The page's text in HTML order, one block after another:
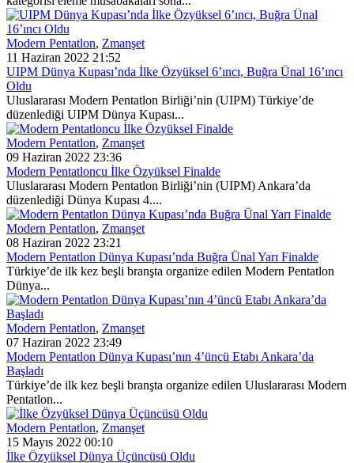
Modern Pentatlon, Zmanşet
11 Haziran 2022 21:52
UIPM Dünya Kupası’nda İlke Özyüksel 6’ıncı, Buğra Ünal 16’ıncı
Oldu
Uluslararası Modern Pentatlon Birliği’nin (UIPM) Türkiye’de
düzenlediği UIPM Dünya Kupası...
Modern Pentatlon, Zmanşet
09 Haziran 2022 23:36
Modern Pentatloncu İlke Özyüksel Finalde
Uluslararası Modern Pentatlon Birliği’nin (UIPM) Ankara’da
düzenlediği Dünya Kupası 4....
Modern Pentatlon, Zmanşet
08 Haziran 2022 23:21
Modern Pentatlon Dünya Kupası’nda Buğra Ünal Yarı Finalde
Türkiye’de ilk kez beşli branşta organize edilen Modern Pentatlon
Dünya...
Modern Pentatlon, Zmanşet
07 Haziran 2022 23:49
Modern Pentatlon Dünya Kupası’nın 4’üncü Etabı Ankara’da
Başladı
Türkiye’de ilk kez beşli branşta organize edilen Uluslararası Modern
Pentatlon...
Modern Pentatlon, Zmanşet
15 Mayıs 2022 00:10
İlke Özyüksel Dünya Üçüncüsü Oldu